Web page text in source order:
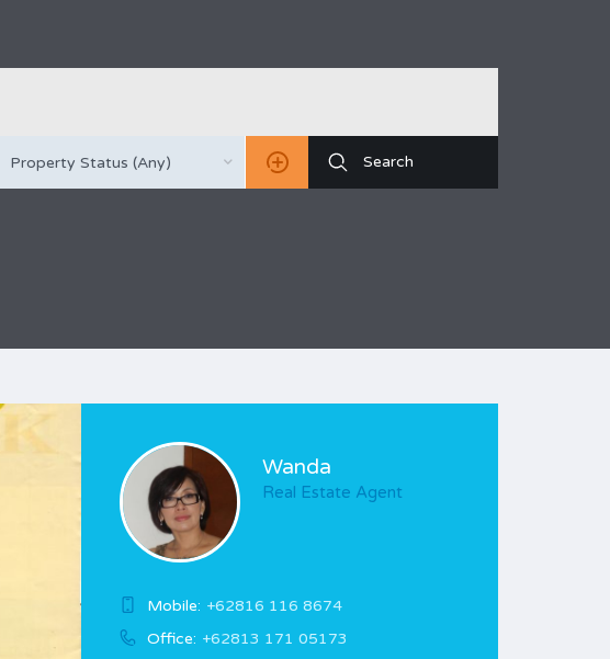
Property Status (Any)
Wanda
Real Estate Agent
Mobile: +62816 116 8674
Office: +62813 171 05173